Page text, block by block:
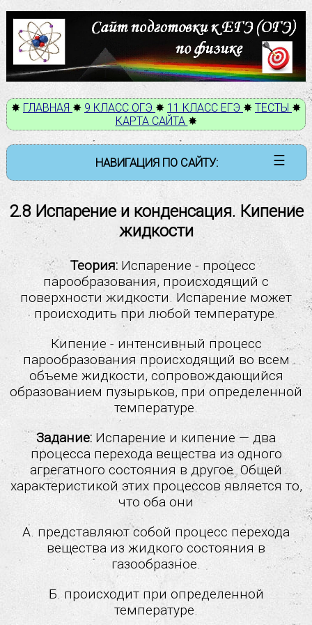
✸ ГЛАВНАЯ ✸ 9 КЛАСС ОГЭ ✸ 11 КЛАСС ЕГЭ ✸ ТЕСТЫ ✸
КАРТА САЙТА ✸
☰
НАВИГАЦИЯ ПО САЙТУ:
9 класс ОГЭ
Механические явления
2.1 Строение вещества. Модели строения газа,
жидкости и твердого тела
2.2 Тепловое движение атомов и молекул. Связь
температуры вещества соскоростью хаотического
движения частиц. Броуновское движение.Диффузия
2.3 Тепловое равновесие
2.4 Внутренняя энергия. Работа и теплопередача как
способы изменения внутренней энергии
2.5 Виды теплопередачи: теплопроводность,
конвекция, излучение
2.6 Количество теплоты. Удельная теплоемкость
2.7 Закон сохранения энергии в тепловых процессах
2.8 Испарение и конденсация. Кипение жидкости
2.9 Влажность воздуха
2.10 Плавление и кристаллизация
2.11 Преобразование энергии в тепловых машинах
2.12 График зависимости температуры тела от
полученного количества теплоты
Электромагнитные явления
Квантовые явления
Лабораторные работы
2.8 Испарение и конденсация. Кипение
жидкости
Теория:Испарение - процесс
парообразования, происходящий с
поверхности жидкости. Испарение может
происходить при любой температуре.
Кипение - интенсивный процесс
парообразования происходящий во всем
объеме жидкости, сопровождающийся
образованием пузырьков, при определенной
температуре.
Задание: Испарение и кипение — два
процесса перехода вещества из одного
агрегатного состояния в другое. Общей
характеристикой этих процессов является то,
что оба они
А. представляют собой процесс перехода
вещества из жидкого состояния в
газообразное.
Б. происходит при определенной
температуре.